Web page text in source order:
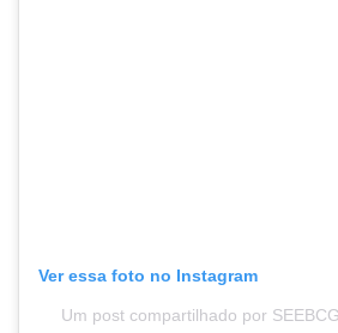
Ver essa foto no Instagram
Um post compartilhado por